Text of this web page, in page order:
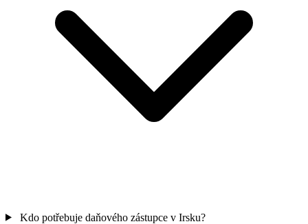
Kdo potřebuje daňového zástupce v Irsku?